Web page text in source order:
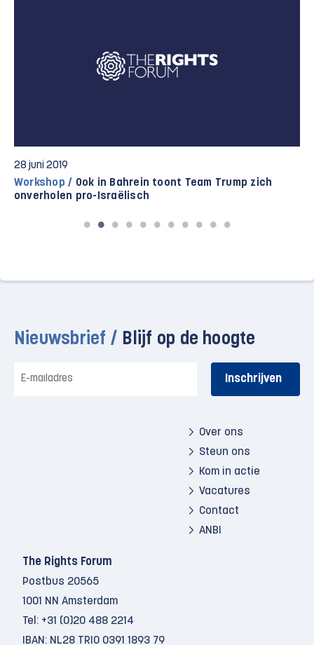
28 juni 2019
Workshop / Ook in Bahrein toont Team Trump zich
onverholen pro-Israëlisch
Nieuwsbrief / Blijf op de hoogte
mailadres
Over ons
Steun ons
Kom in actie
Vacatures
Contact
ANBI
The Rights Forum
Postbus 20565
1001 NN Amsterdam
Tel: +31 (0)20 488 2214
IBAN: NL28 TRIO 0391 1893 79